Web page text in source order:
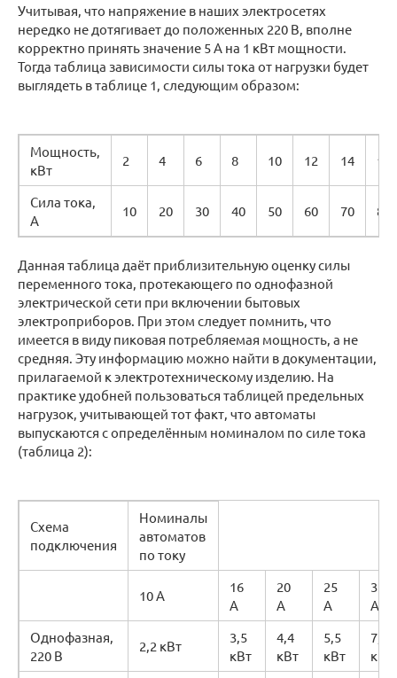
Учитывая, что напряжение в наших электросетях
нередко не дотягивает до положенных 220 В, вполне
корректно принять значение 5 А на 1 кВт мощности.
Тогда таблица зависимости силы тока от нагрузки будет
выглядеть в таблице 1, следующим образом:
Мощность,
кВт
2 4 6 8 10 12 14 16
Сила тока,
А
10 20 30 40 50 60 70 80
Данная таблица даёт приблизительную оценку силы
переменного тока, протекающего по однофазной
электрической сети при включении бытовых
электроприборов. При этом следует помнить, что
имеется в виду пиковая потребляемая мощность, а не
средняя. Эту информацию можно найти в документации,
прилагаемой к электротехническому изделию. На
практике удобней пользоваться таблицей предельных
нагрузок, учитывающей тот факт, что автоматы
выпускаются с определённым номиналом по силе тока
(таблица 2):
Схема
подключения
Номиналы
автоматов
по току
10 А
16
А
20
А
25
А
32
А
Однофазная,
220 В
2,2 кВт
3,5
кВт
4,4
кВт
5,5
кВт
7,0
кВт